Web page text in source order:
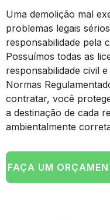
Uma demolição mal
problemas legais
responsabilidade pela
Possuímos todas as
responsabilidade civil
Normas
contratar, você
a destinação de cada
ambientalmente
FAÇA UM